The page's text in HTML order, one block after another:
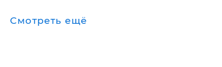
Смотреть ещё